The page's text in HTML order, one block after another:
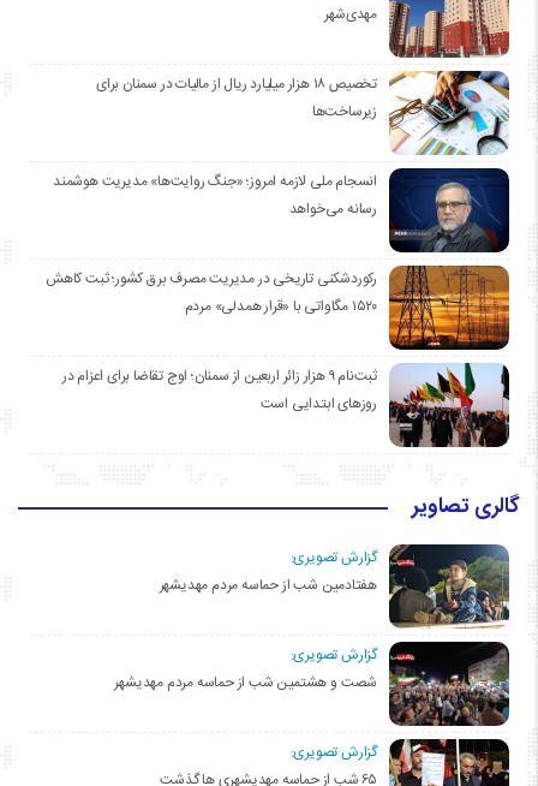
مهدی‌شهر
تخصیص ۱۸ هزار میلیارد ریال از مالیات در سمنان برای
زیرساخت‌ها
انسجام ملی لازمه امروز؛ «جنگ روایت‌ها» مدیریت هوشمند
رسانه می‌خواهد
رکوردشکنی تاریخی در مدیریت مصرف برق کشور؛ ثبت کاهش
۱۵۲۰ مگاواتی با «قرار همدلی» مردم
ثبت‌نام ۹ هزار زائر اربعین از سمنان؛ اوج تقاضا برای اعزام در
روزهای ابتدایی است
گالری تصاویر
گزارش تصویری:
هفتادمین شب از حماسه مردم مهدیشهر
گزارش تصویری:
شصت و هشتمین شب از حماسه مردم مهدیشهر
گزارش تصویری:
۶۵ شب از حماسه مهدیشهری ها گذشت